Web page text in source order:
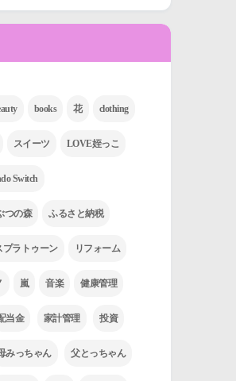
books 花 clothing
スイーツ LOVE姪っこ
Switch
つの森 ふるさと納税
プラトゥーン リフォーム
嵐 音楽 健康管理
当金 家計管理 投資
みっちゃん 父とっちゃん